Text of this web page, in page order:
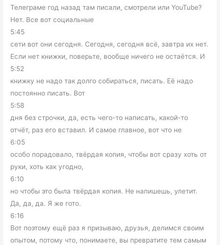
Телеграме год назад там писали, смотрели или YouTube?
Нет. Все вот социальные
5:45
сети вот они сегодня. Сегодня, сегодня всё, завтра их нет.
Если нет книжки, поверьте, вообще ничего не остаётся. И
5:52
книжку не надо так долго собираться, писать. Её надо
постоянно писать. Вот
5:58
дня без строчки, да, есть чего-то написать, какой-то
отчёт, раз его вставил. И самое главное, вот что не
6:05
особо порадовало, твёрдая копия, чтобы вот сразу хоть от
руки, хоть как угодно,
6:10
но чтобы это была твёрдая копия. Не напишешь, улетит.
Да, да, да. Я же гото.
6:16
Вот поэтому ещё раз я призываю, друзья, делимся своим
опытом, потому что, понимаете, вы превратите тем самым